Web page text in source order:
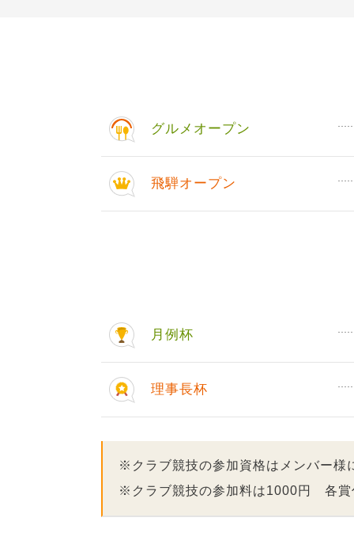
グルメオープン
飛騨オープン
月例杯
理事長杯
※クラブ競技の参加資格はメンバー様
※クラブ競技の参加料は1000円 各賞